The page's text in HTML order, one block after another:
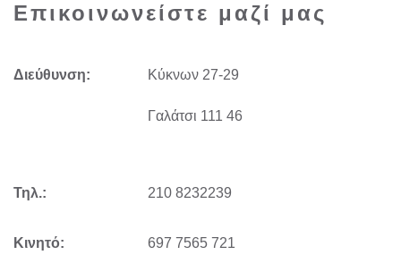
Επικοινωνείστε μαζί μας
Διεύθυνση: Kύκνων 27-29
Γαλάτσι 111 46
Τηλ.: 210 8232239
Κινητό: 697 7565 721